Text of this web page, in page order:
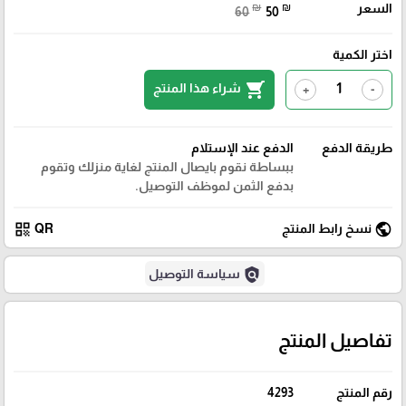
السعر 60 ₪ 50 ₪
اختر الكمية
-
+
shopping_cart شراء هذا المنتج
طريقة الدفع
الدفع عند الإستلام
ببساطة نقوم بايصال المنتج لغاية منزلك وتقوم
بدفع الثمن لموظف التوصيل.
public نسخ رابط المنتج QR
qr_code
policy سياسة التوصيل
تفاصيل المنتج
رقم المنتج 4293